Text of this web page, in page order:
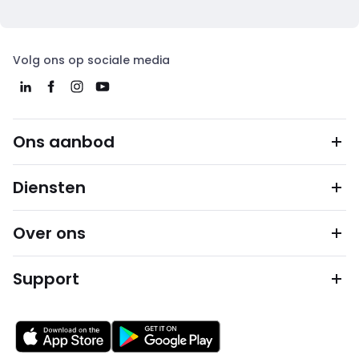
Volg ons op sociale media
Ons aanbod
Diensten
Over ons
Support